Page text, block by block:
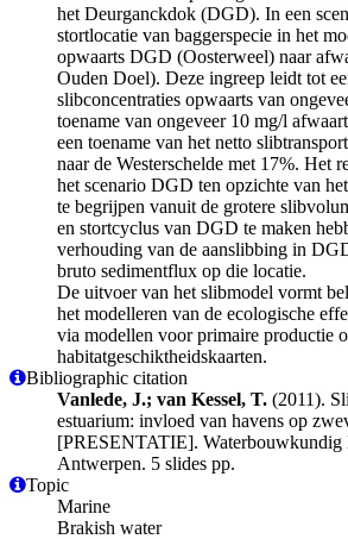
het Deurganckdok (DGD). In een
stortlocatie van baggerspecie in het
opwaarts DGD (Oosterweel) naar
Ouden Doel). Deze ingreep leidt tot
slibconcentraties opwaarts van
toename van ongeveer 10 mg/l
een toename van het netto
naar de Westerschelde met 17%. Het
het scenario DGD ten opzichte van
te begrijpen vanuit de grotere
en stortcyclus van DGD te maken
verhouding van de aanslibbing in
bruto sedimentflux op die locatie.
De uitvoer van het slibmodel vormt
het modelleren van de ecologische
via modellen voor primaire productie
habitatgeschiktheidskaarten.
Bibliographic citation
Vanlede, J.; van Kessel, T. (2011).
estuarium: invloed van havens op
[PRESENTATIE]. Waterbouwkundig
Antwerpen. 5 slides pp.
Topic
Marine
Brakish water